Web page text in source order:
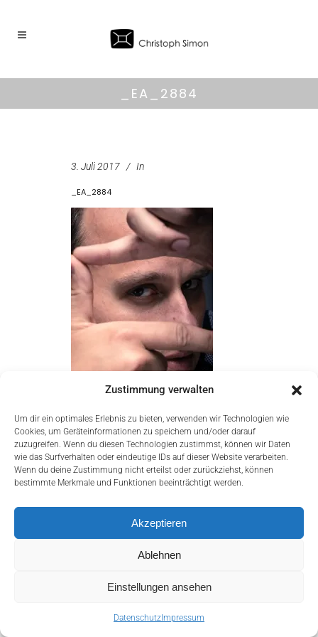
Zustimmung verwalten
Um dir ein optimales Erlebnis zu bieten, verwenden wir Technologien wie
Cookies, um Geräteinformationen zu speichern und/oder darauf
zuzugreifen. Wenn du diesen Technologien zustimmst, können wir Daten
wie das Surfverhalten oder eindeutige IDs auf dieser Website verarbeiten.
Wenn du deine Zustimmung nicht erteilst oder zurückziehst, können
bestimmte Merkmale und Funktionen beeinträchtigt werden.
Akzeptieren
Ablehnen
Einstellungen ansehen
Datenschutz Impressum
_EA_2884
3. Juli 2017 In
_EA_2884
mail@christophsimon.com
Impressum Datenschutz